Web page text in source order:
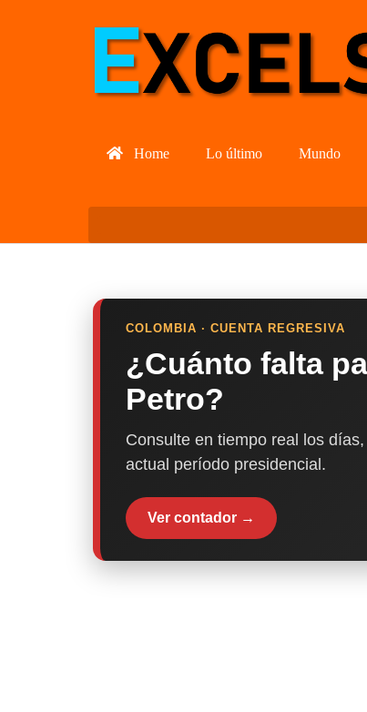
Home Lo último Mundo
COLOMBIA · CUENTA REGRESIVA
¿Cuánto falta
Petro?
Consulte en tiempo real los
actual período presidencial.
Ver contador →